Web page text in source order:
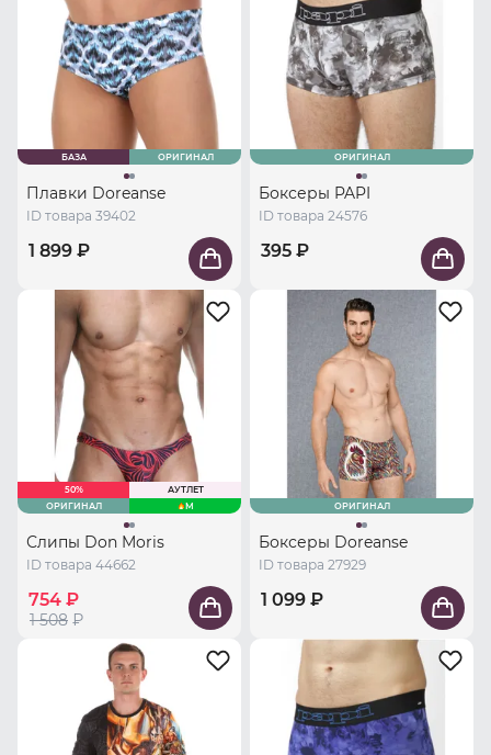
БАЗА ОРИГИНАЛ
Плавки Doreanse
ID товара 39402
1 899 ₽
ОРИГИНАЛ
Боксеры PAPI
ID товара 24576
395 ₽
50%
АУТЛЕТ
ОРИГИНАЛ
M
Слипы Don Moris
ID товара 44662
754 ₽
1 508 ₽
ОРИГИНАЛ
Боксеры Doreanse
ID товара 27929
1 099 ₽